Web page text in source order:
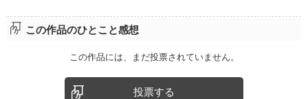
この作品のひとこと感想
この作品には、まだ投票されていません。
投票する